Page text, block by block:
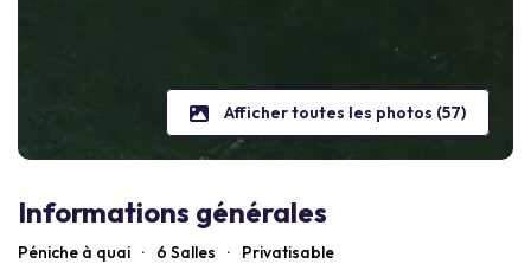
Afficher toutes les photos (57)
Informations générales
Péniche à quai · 6 Salles ·
Privatisable